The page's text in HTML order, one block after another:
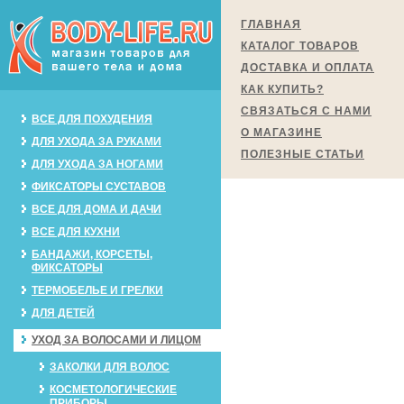
ВСЕ ДЛЯ ПОХУДЕНИЯ
ДЛЯ УХОДА ЗА РУКАМИ
ДЛЯ УХОДА ЗА НОГАМИ
ФИКСАТОРЫ СУСТАВОВ
ВСЕ ДЛЯ ДОМА И ДАЧИ
ВСЕ ДЛЯ КУХНИ
БАНДАЖИ, КОРСЕТЫ,
ФИКСАТОРЫ
ТЕРМОБЕЛЬЕ И ГРЕЛКИ
ДЛЯ ДЕТЕЙ
УХОД ЗА ВОЛОСАМИ И ЛИЦОМ
ЗАКОЛКИ ДЛЯ ВОЛОС
КОСМЕТОЛОГИЧЕСКИЕ
ГЛАВНАЯ
КАТАЛОГ ТОВАРОВ
ДОСТАВКА И ОПЛАТА
КАК КУПИТЬ?
СВЯЗАТЬСЯ С НАМИ
О МАГАЗИНЕ
ПОЛЕЗНЫЕ СТАТЬИ